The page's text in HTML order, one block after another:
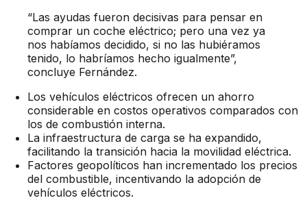
“Las ayudas fueron decisivas para pensar en
comprar un coche eléctrico; pero una vez ya
nos habíamos decidido, si no las hubiéramos
tenido, lo habríamos hecho igualmente”,
concluye Fernández.
Los vehículos eléctricos ofrecen un ahorro
considerable en costos operativos comparados con
los de combustión interna.
La infraestructura de carga se ha expandido,
facilitando la transición hacia la movilidad eléctrica.
Factores geopolíticos han incrementado los precios
del combustible, incentivando la adopción de
vehículos eléctricos.